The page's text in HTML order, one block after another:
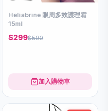
Heliabrine 眼周多效護理霜
15ml
$299$500
加入購物車